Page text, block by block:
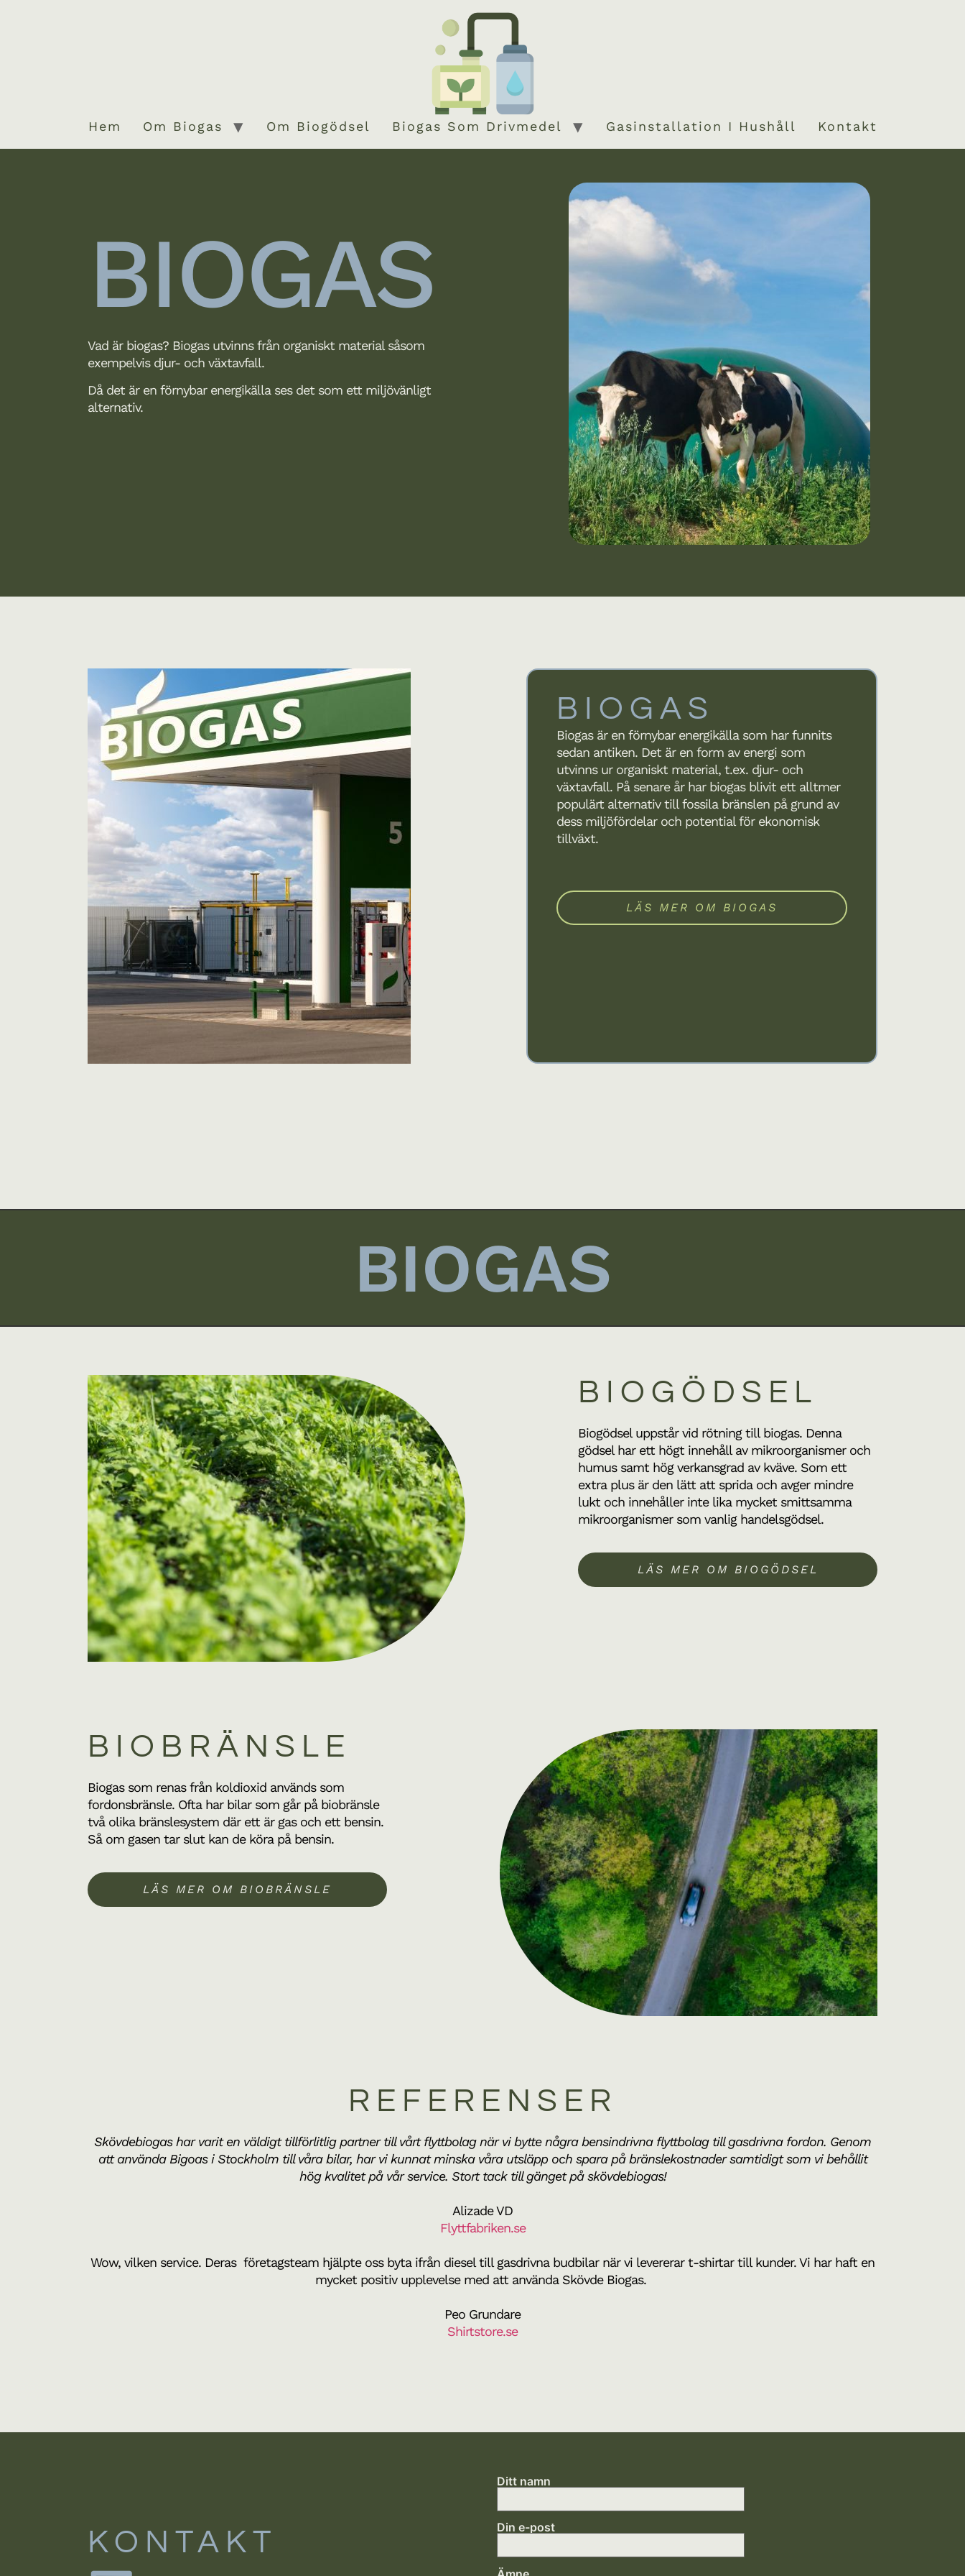
Hem Om Biogas Om Biogödsel Biogas Som Drivmedel Gasinstallation I Hushåll Kontakt
BIOGAS
Vad är biogas? Biogas utvinns från organiskt material såsom
exempelvis djur- och växtavfall.
Då det är en förnybar energikälla ses det som ett miljövänligt
alternativ.
BIOGAS
Biogas är en förnybar energikälla som har funnits
sedan antiken. Det är en form av energi som
utvinns ur organiskt material, t.ex. djur- och
växtavfall. På senare år har biogas blivit ett alltmer
populärt alternativ till fossila bränslen på grund av
dess miljöfördelar och potential för ekonomisk
tillväxt.
LÄS MER OM BIOGAS
BIOGAS
BIOGÖDSEL
Biogödsel uppstår vid rötning till biogas. Denna
gödsel har ett högt innehåll av mikroorganismer och
humus samt hög verkansgrad av kväve. Som ett
extra plus är den lätt att sprida och avger mindre
lukt och innehåller inte lika mycket smittsamma
mikroorganismer som vanlig handelsgödsel.
LÄS MER OM BIOGÖDSEL
BIOBRÄNSLE
Biogas som renas från koldioxid används som
fordonsbränsle. Ofta har bilar som går på biobränsle
två olika bränslesystem där ett är gas och ett bensin.
Så om gasen tar slut kan de köra på bensin.
LÄS MER OM BIOBRÄNSLE
REFERENSER
Skövdebiogas har varit en väldigt tillförlitlig partner till vårt flyttbolag när vi bytte några bensindrivna flyttbolag till gasdrivna fordon. Genom
att använda Bigoas i Stockholm till våra bilar, har vi kunnat minska våra utsläpp och spara på bränslekostnader samtidigt som vi behållit
hög kvalitet på vår service. Stort tack till gänget på skövdebiogas!
Alizade VD
Flyttfabriken.se
Wow, vilken service. Deras företagsteam hjälpte oss byta ifrån diesel till gasdrivna budbilar när vi levererar t-shirtar till kunder. Vi har haft en
mycket positiv upplevelse med att använda Skövde Biogas.
Peo Grundare
Shirtstore.se
KONTAKT
Ditt namn
Din e-post